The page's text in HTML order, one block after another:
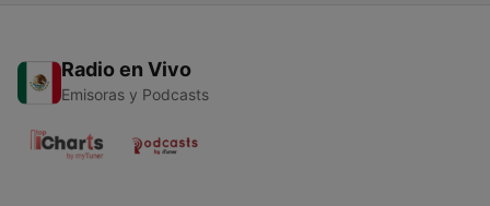
Radio en Vivo
Emisoras y Podcasts